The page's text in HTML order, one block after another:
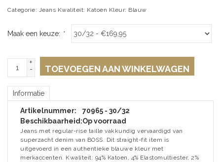
Categorie: Jeans Kwaliteit: Katoen Kleur: Blauw
Maak een keuze: *
+
-
TOEVOEGEN AAN WINKELWAGEN
Informatie
Artikelnummer:
70965 - 30/32
Beschikbaarheid:Op voorraad
Jeans met regular-rise taille vakkundig vervaardigd van
superzacht denim van BOSS. Dit straight-fit item is
uitgevoerd in een authentieke blauwe kleur met
merkaccenten. Kwaliteit: 94% Katoen, 4% Elastomultiester, 2%